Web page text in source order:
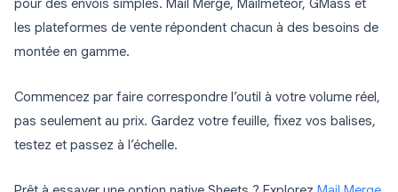
pour des envois simples. Mail Merge, Mailmeteor, GMass et
les plateformes de vente répondent chacun à des besoins de
montée en gamme.
Commencez par faire correspondre l’outil à votre volume réel,
pas seulement au prix. Gardez votre feuille, fixez vos balises,
testez et passez à l’échelle.